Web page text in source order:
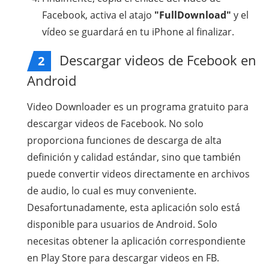
Facebook, activa el atajo "FullDownload" y el
vídeo se guardará en tu iPhone al finalizar.
2
Descargar videos de Fcebook en
Android
Video Downloader es un programa gratuito para
descargar videos de Facebook. No solo
proporciona funciones de descarga de alta
definición y calidad estándar, sino que también
puede convertir videos directamente en archivos
de audio, lo cual es muy conveniente.
Desafortunadamente, esta aplicación solo está
disponible para usuarios de Android. Solo
necesitas obtener la aplicación correspondiente
en Play Store para descargar videos en FB.